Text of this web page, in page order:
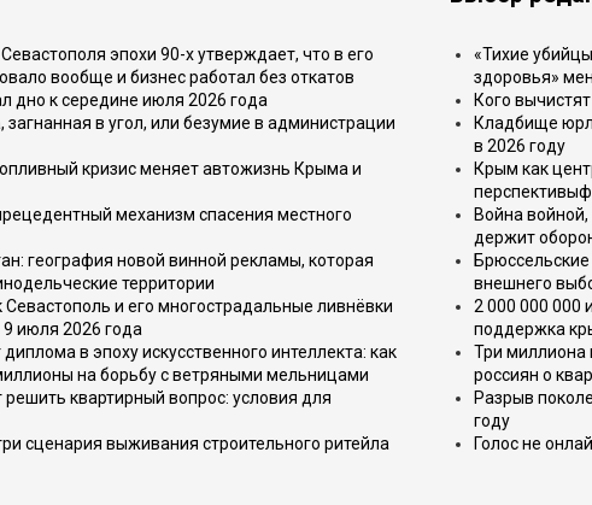
эпохи 90-х утверждает, что в его
вообще и бизнес работал без откатов
дно к середине июля 2026 года
в угол, или безумие в администрации
кризис меняет автожизнь Крыма и
механизм спасения местного
география новой винной рекламы, которая
территории
Севастополь и его многострадальные ливнёвки
июля 2026 года
в эпоху искусственного интеллекта: как
на борьбу с ветряными мельницами
квартирный вопрос: условия для
сценария выживания строительного ритейла
«Тихие
здоровья»
Кого
Кладбище
в 2026 году
Крым как
перспективыф
Война
держит
внешнего
2 000 000 000
поддержка
Три миллиона
россиян о
Разрыв
году
Голос не